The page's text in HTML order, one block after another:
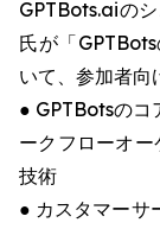
GPTBots.aiの
氏が「
いて、参加者向
● GPTBotsのコ
ークフローオ
技術
● カスタマーサ